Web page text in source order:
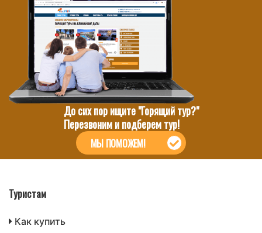
До сих пор ищите "Горящий тур?"
Перезвоним и подберем тур!
МЫ ПОМОЖЕМ!
Туристам
Как купить